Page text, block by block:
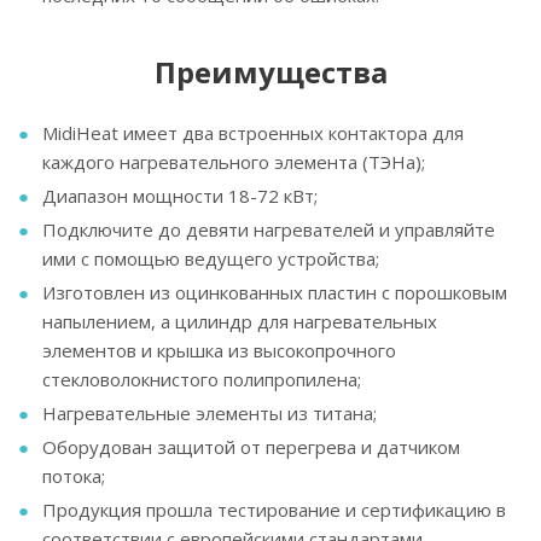
Преимущества
MidiHeat имеет два встроенных контактора для
каждого нагревательного элемента (ТЭНа);
Диапазон мощности 18-72 кВт;
Подключите до девяти нагревателей и управляйте
ими с помощью ведущего устройства;
Изготовлен из оцинкованных пластин с порошковым
напылением, а цилиндр для нагревательных
элементов и крышка из высокопрочного
стекловолокнистого полипропилена;
Нагревательные элементы из титана;
Оборудован защитой от перегрева и датчиком
потока;
Продукция прошла тестирование и сертификацию в